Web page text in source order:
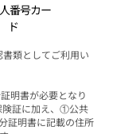
番号カー
ド
類としてご利用い
明書が必要となり
険証に加え、①公共
証明書に記載の住所